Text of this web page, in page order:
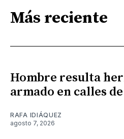
Más reciente
Hombre resulta
armado en calles
RAFA IDIÁQUEZ
agosto 7, 2026